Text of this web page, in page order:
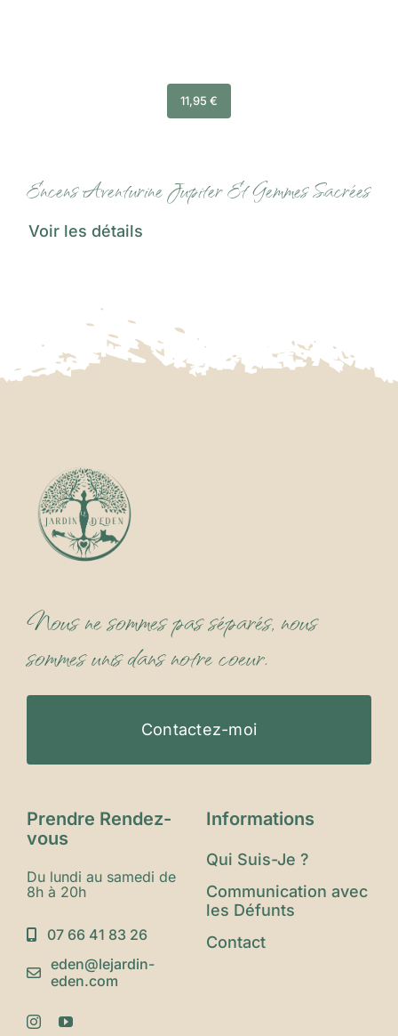
11,95 €
Encens Aventurine Jupiter Et Gemmes Sacrées
Voir les détails
Nous ne sommes pas séparés, nous
sommes unis dans notre coeur.
Contactez-moi
Prendre Rendez-
vous
Du lundi au samedi de
8h à 20h
07 66 41 83 26
eden@lejardin-
eden.com
Informations
Qui Suis-Je ?
Communication avec
les Défunts
Contact